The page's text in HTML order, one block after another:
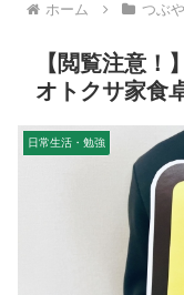
ホーム つぶ
【閲覧注意！】
オトクサ家食
日常生活・勉強